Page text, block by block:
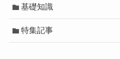
基礎知識
特集記事